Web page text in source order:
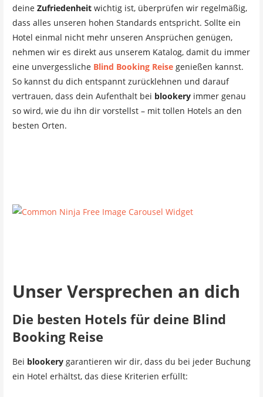
deine Zufriedenheitwichtig ist, überprüfen wir regelmäßig,
dass alles unseren hohen Standards entspricht. Sollte ein
Hotel einmal nicht mehr unseren Ansprüchen genügen,
nehmen wir es direkt aus unserem Katalog, damit du immer
eine unvergessliche Blind Booking Reisegenießen kannst.
So kannst du dich entspannt zurücklehnen und darauf
vertrauen, dass dein Aufenthalt bei blookeryimmer genau
so wird, wie du ihn dir vorstellst – mit tollen Hotels an den
besten Orten.
Free Image Carousel Widget
Unser Versprechen an dich
Die besten Hotels für deine Blind
Booking Reise
Bei blookerygarantieren wir dir, dass du bei jeder Buchung
ein Hotel erhältst, das diese Kriterien erfüllt: